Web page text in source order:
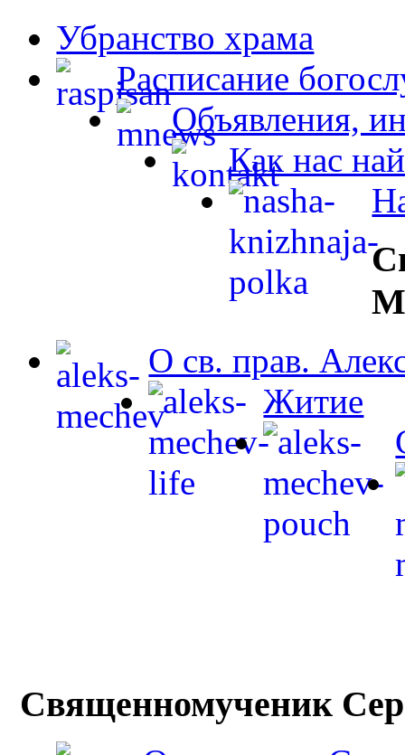
Убранство храма
Расписание
Объявления,
Как нас
О св. прав.
Житие
Священномученик